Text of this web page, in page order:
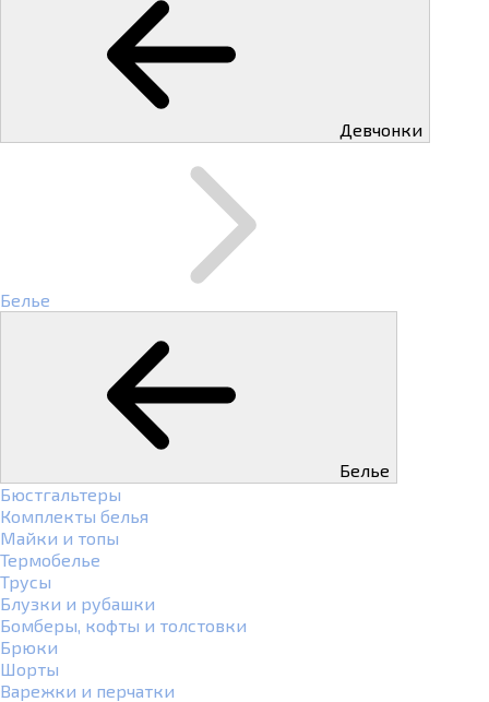
Девчонки
Белье
Белье
Бюстгальтеры
Комплекты белья
Майки и топы
Термобелье
Трусы
Блузки и рубашки
Бомберы, кофты и толстовки
Брюки
Шорты
Варежки и перчатки